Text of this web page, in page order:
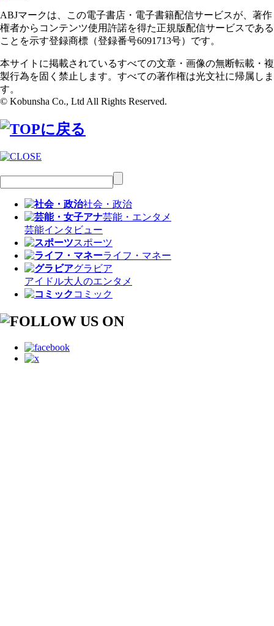
ABJマークは、この電子書店・電子書籍配信サービスが、著作
権者からコンテンツ使用許諾を得た正規版配信サービスである
ことを示す登録商標（登録番号6091713号）です。
本サイトに掲載されているすべての文章・画像の無断転載・複
製行為を固く禁止します。すべての著作権は光文社に帰属しま
す。
© Kobunsha Co., Ltd All Rights Reserved.
社会・政治
芸能・エンタメ
芸能インタビュー
スポーツ
ライフ・マネー
グラビア
アイドル大人のエンタメ
コミック